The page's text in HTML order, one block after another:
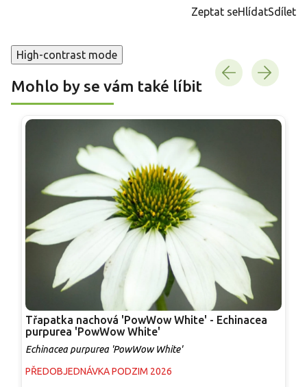
Zeptat seHlídatSdílet
High-contrast mode
Mohlo by se vám také líbit
Třapatka nachová 'PowWow White' - Echinacea
purpurea 'PowWow White'
Echinacea purpurea 'PowWow White'
PŘEDOBJEDNÁVKA PODZIM 2026